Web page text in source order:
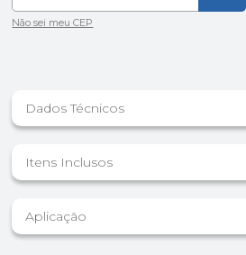
Dados Técnicos
Itens Inclusos
Aplicação